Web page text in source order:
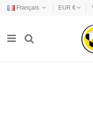
Français EUR €